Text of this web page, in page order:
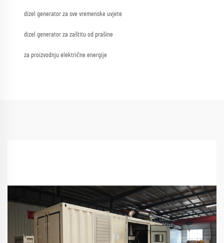
dizel generator za sve vremenske uvjete
dizel generator za zaštitu od prašine
za proizvodnju električne energije